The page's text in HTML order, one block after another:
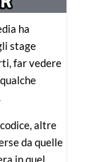
ha
stage
far vedere
altre
da quelle
in quel